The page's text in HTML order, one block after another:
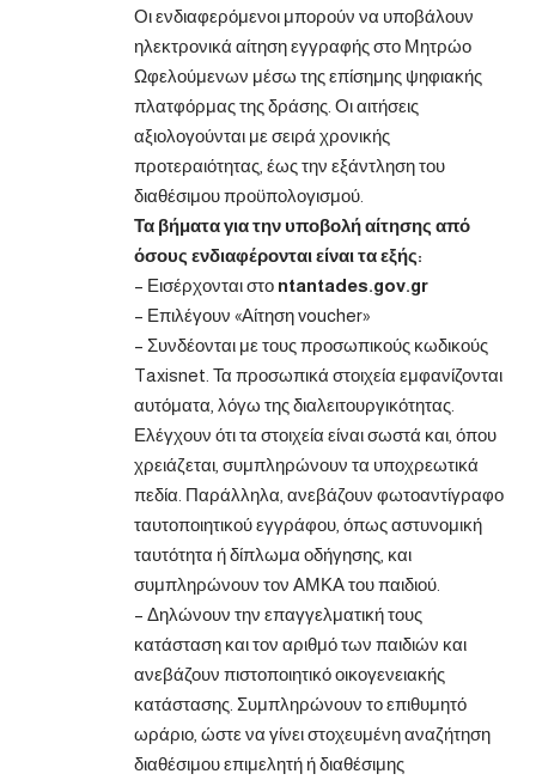
Οι ενδιαφερόμενοι μπορούν να υποβάλουν
ηλεκτρονικά αίτηση εγγραφής στο Μητρώο
Ωφελούμενων μέσω της επίσημης ψηφιακής
πλατφόρμας της δράσης. Οι αιτήσεις
αξιολογούνται με σειρά χρονικής
προτεραιότητας, έως την εξάντληση του
διαθέσιμου προϋπολογισμού.
Τα βήματα για την υποβολή αίτησης από
όσους ενδιαφέρονται είναι τα εξής:
– Εισέρχονται στο ntantades.gov.gr
– Επιλέγουν «Αίτηση voucher»
– Συνδέονται με τους προσωπικούς κωδικούς
Taxisnet. Τα προσωπικά στοιχεία εμφανίζονται
αυτόματα, λόγω της διαλειτουργικότητας.
Ελέγχουν ότι τα στοιχεία είναι σωστά και, όπου
χρειάζεται, συμπληρώνουν τα υποχρεωτικά
πεδία. Παράλληλα, ανεβάζουν φωτοαντίγραφο
ταυτοποιητικού εγγράφου, όπως αστυνομική
ταυτότητα ή δίπλωμα οδήγησης, και
συμπληρώνουν τον ΑΜΚΑ του παιδιού.
– Δηλώνουν την επαγγελματική τους
κατάσταση και τον αριθμό των παιδιών και
ανεβάζουν πιστοποιητικό οικογενειακής
κατάστασης. Συμπληρώνουν το επιθυμητό
ωράριο, ώστε να γίνει στοχευμένη αναζήτηση
διαθέσιμου επιμελητή ή διαθέσιμης